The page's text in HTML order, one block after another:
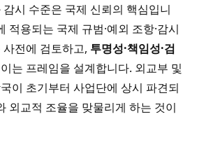
시 수준은 국제 신뢰의 핵심입니
적용되는 국제 규범·예외 조항·감시
전에 검토하고, 투명성·책임성·검
는 프레임을 설계합니다. 외교부 및
이 초기부터 사업단에 상시 파견되
외교적 조율을 맞물리게 하는 것이